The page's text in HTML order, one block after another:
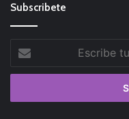
Subscribete
tu
correo